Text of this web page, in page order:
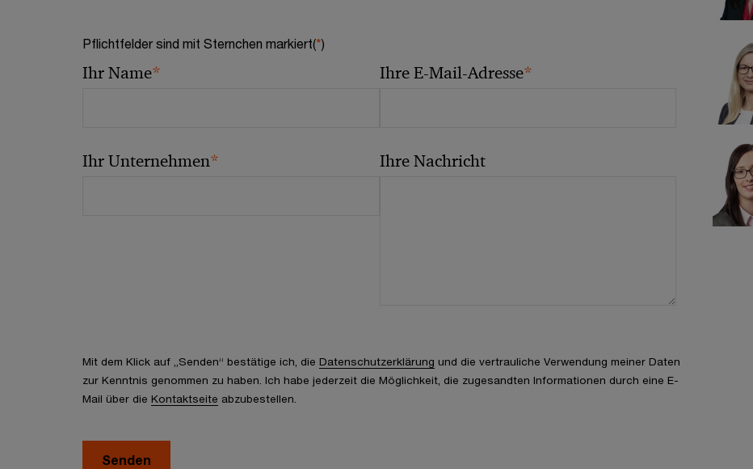
Pflichtfelder sind mit Sternchen markiert(*)
Ihr Name* Ihre E-Mail-Adresse*
Ihr Unternehmen* Ihre Nachricht
Mit dem Klick auf „Senden“ bestätige ich, die Datenschutzerklärung und die vertrauliche Verwendung meiner Daten
zur Kenntnis genommen zu haben. Ich habe jederzeit die Möglichkeit, die zugesandten Informationen durch eine E-
Mail über die Kontaktseite abzubestellen.
Senden